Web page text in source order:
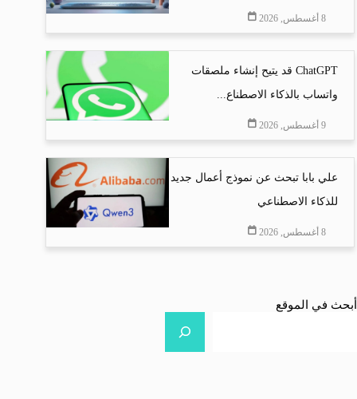
8 أغسطس, 2026
ChatGPT قد يتيح إنشاء ملصقات
واتساب بالذكاء الاصطناع...
9 أغسطس, 2026
علي بابا تبحث عن نموذج أعمال جديد
للذكاء الاصطناعي
8 أغسطس, 2026
أبحث في الموقع